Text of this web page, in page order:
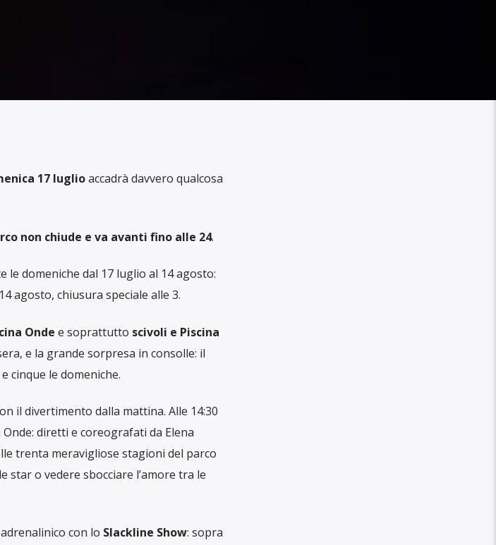
17 luglioaccadrà davvero qualcosa
non chiude e va avanti fino alle 24.
le domeniche dal 17 luglio al 14 agosto:
agosto, chiusura speciale alle 3.
Onde e soprattutto scivoli e Piscina
e la grande sorpresa in consolle: il
cinque le domeniche.
il divertimento dalla mattina. Alle 14:30
diretti e coreografati da Elena
trenta meravigliose stagioni del parco
star o vedere sbocciare l’amore tra le
con lo Slackline Show: sopra